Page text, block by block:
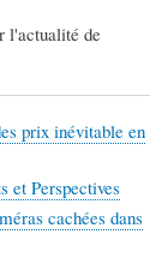
l'actualité de
prix inévitable en
et Perspectives
cachées dans